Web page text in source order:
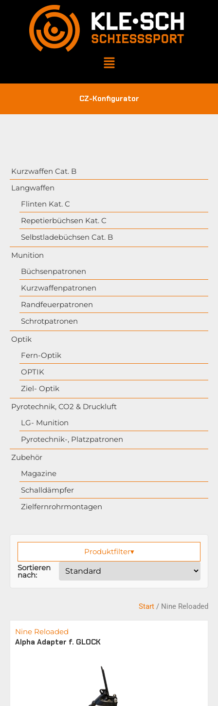
CZ-Konfigurator
Kurzwaffen Cat. B
Langwaffen
Flinten Kat. C
Repetierbüchsen Kat. C
Selbstladebüchsen Cat. B
Munition
Büchsenpatronen
Kurzwaffenpatronen
Randfeuerpatronen
Schrotpatronen
Optik
Fern-Optik
OPTIK
Ziel- Optik
Pyrotechnik, CO2 & Druckluft
LG- Munition
Pyrotechnik-, Platzpatronen
Zubehör
Magazine
Schalldämpfer
Zielfernrohrmontagen
Produktfilter▾
Sortieren
nach:
Start / Nine Reloaded
Nine Reloaded
Alpha Adapter f. GLOCK